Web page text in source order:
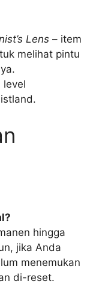
Lens – item
melihat pintu
level
hingga
jika Anda
menemukan
di-reset.